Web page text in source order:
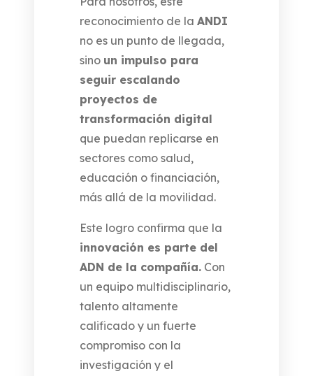
reconocimiento de la ANDI
no es un punto de llegada,
sino un impulso para
seguir escalando
proyectos de
transformación digital
que puedan replicarse en
sectores como salud,
educación o financiación,
más allá de la movilidad.
Este logro confirma que la
innovación es parte del
ADN de la compañía. Con
un equipo multidisciplinario,
talento altamente
calificado y un fuerte
compromiso con la
investigación y el